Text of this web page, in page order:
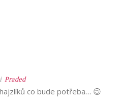
Praded
co bude potřeba… 😉